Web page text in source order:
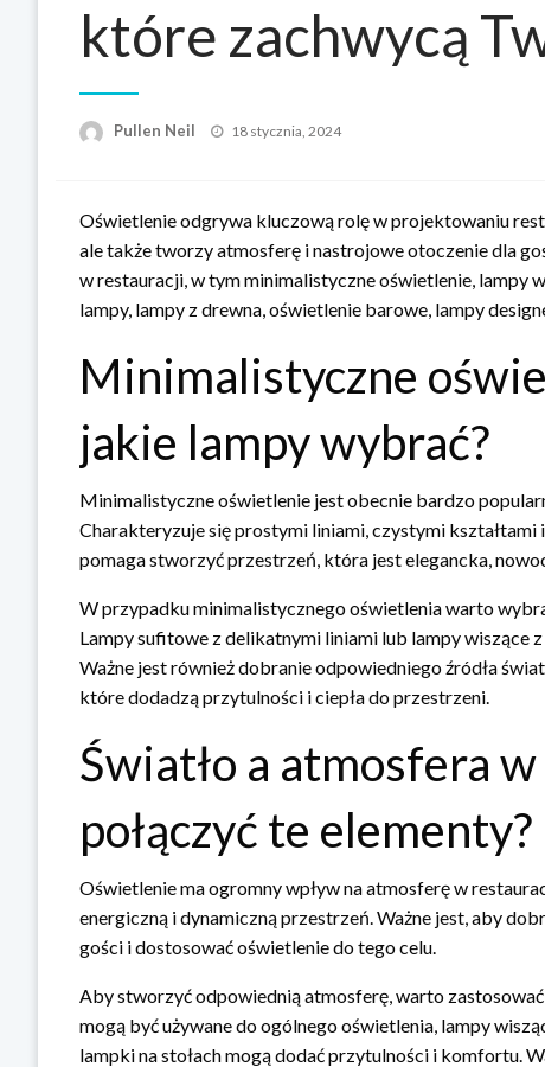
które zachwycą
Pullen Neil
Opublikowane
18 stycznia, 2024
Oświetlenie odgrywa kluczową rolę w projektowaniu
ale także tworzy atmosferę i nastrojowe otoczenie dla
w restauracji, w tym minimalistyczne oświetlenie, lampy
lampy, lampy z drewna, oświetlenie barowe, lampy
Minimalistyczne
jakie lampy wybrać?
Minimalistyczne oświetlenie jest obecnie bardzo
Charakteryzuje się prostymi liniami, czystymi
pomaga stworzyć przestrzeń, która jest elegancka,
W przypadku minimalistycznego oświetlenia warto
Lampy sufitowe z delikatnymi liniami lub lampy wiszące
Ważne jest również dobranie odpowiedniego źródła
które dodadzą przytulności i ciepła do przestrzeni.
Światło a atmosfera
połączyć te elementy?
Oświetlenie ma ogromny wpływ na atmosferę w
energiczną i dynamiczną przestrzeń. Ważne jest, aby
gości i dostosować oświetlenie do tego celu.
Aby stworzyć odpowiednią atmosferę, warto
mogą być używane do ogólnego oświetlenia, lampy
lampki na stołach mogą dodać przytulności i komfortu.